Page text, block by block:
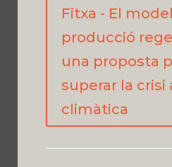
Fitxa - El
producció
una proposta
superar la
climàtica